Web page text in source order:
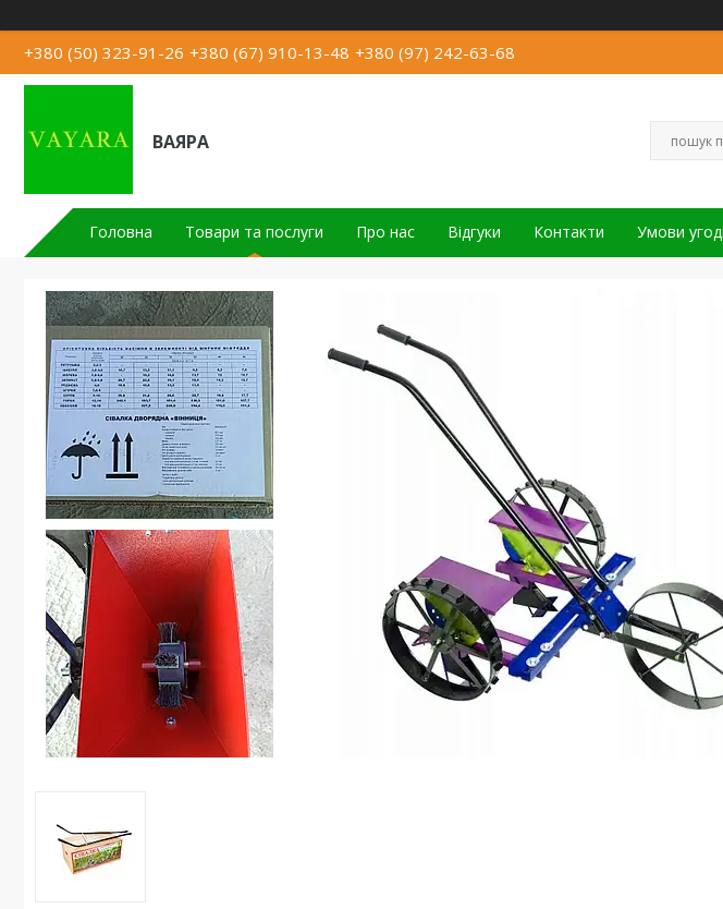
+380 (50) 323-91-26 +380 (67) 910-13-48 +380 (97) 242-63-68
ВАЯРА
Головна Товари та послуги Про нас Відгуки Контакти Умови